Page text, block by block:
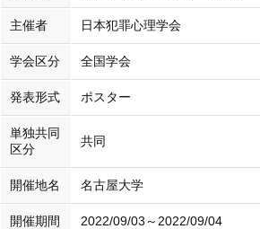
主催者 日本犯罪心理学会
学会区分 全国学会
発表形式 ポスター
単独共同
区分
共同
開催地名 名古屋大学
開催期間 2022/09/03～2022/09/04